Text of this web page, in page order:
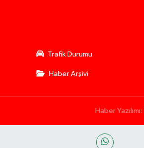
Trafik Durumu
Haber Arşivi
Haber Yazılımı: